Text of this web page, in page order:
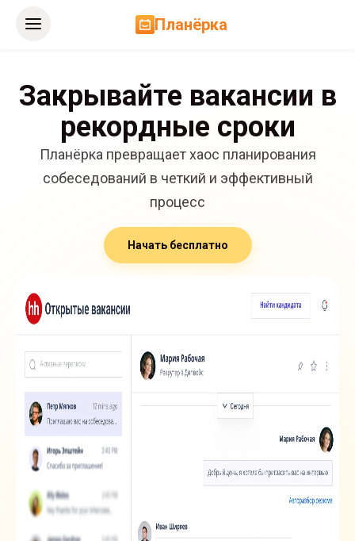
Планёрка
Закрывайте вакансии в
рекордные сроки
Планёрка превращает хаос планирования
собеседований в четкий и эффективный
процесс
Начать бесплатно